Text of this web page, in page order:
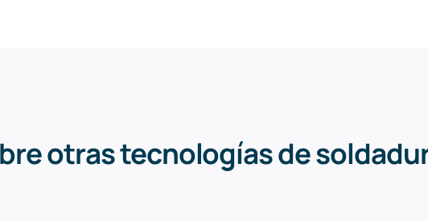
otras tecnologías de